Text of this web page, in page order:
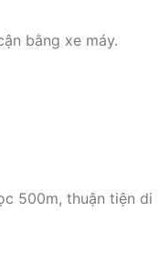
bằng xe máy.
500m, thuận tiện di